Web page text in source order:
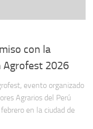
con la
Agrofest 2026
evento organizado
Agrarios del Perú
en la ciudad de